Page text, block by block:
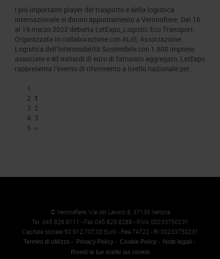
I più importanti player del trasporto e della logistica
internazionale si danno appuntamento a Veronafiere. Dal 16
al 19 marzo 2022 debutta LetExpo_Logistic Eco Transport.
Organizzata in collaborazione con ALIS, Associazione
Logistica dell’Intermodalità Sostenibile con 1.800 imprese
associate e 40 miliardi di euro di fatturato aggregato, LetExpo
rappresenta l’evento di riferimento a livello nazionale per…
1
2
3
>
© Veronafiere, V.le del Lavoro 8, 37135 Verona
Tel. 045 829 8111 - Fax 045 829 8288 - P.IVA 00233750231
Capitale sociale 90.912.707,00 Euro - Rea 74722 - RI 00233750231
Termini di utilizzo Privacy Policy Cookie Policy
Note legali
Rivedi le tue scelte sui cookie